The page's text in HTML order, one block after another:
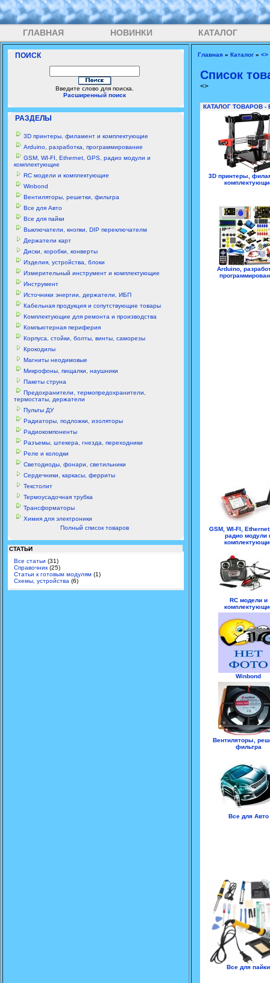
ГЛАВНАЯ НОВИНКИ КАТАЛОГ
ПОИСК
Введите слово для поиска.
Расширенный поиск
РАЗДЕЛЫ
3D принтеры, филамент и комплектующие
Arduino, разработка, программирование
GSM, WI-FI, Ethernet, GPS, радио модули и
комплектующие
RC модели и комплектующие
Winbond
Вентиляторы, решетки, фильтра
Все для Авто
Все для пайки
Выключатели, кнопки, DIP переключателм
Держатели карт
Диски, коробки, конверты
Изделия, устройства, блоки
Измерительный инструмент и комплектующие
Инструмент
Источники энергии, держатели, ИБП
Кабельная продукция и сопутствующие товары
Комплектующие для ремонта и производства
Компьютерная периферия
Корпуса, стойки, болты, винты, саморезы
Крокодилы
Магниты неодимовые
Микрофоны, пищалки, наушники
Пакеты струна
Предохранители, термопредохранители,
термостаты, держатели
Пульты ДУ
Радиаторы, подложки, изоляторы
Радиокомпоненты
Разъемы, штекера, гнезда, переходники
Реле и колодки
Светодиоды, фонари, светильники
Сердечники, каркасы, ферриты
Текстолит
Термоусадочная трубка
Трансформаторы
Химия для электроники
Полный список товаров
СТАТЬИ
Все статьи (31)
Справочник (25)
Статьи к готовым модулям (1)
Схемы, устройства (6)
Главная » Каталог » <>
Список
<>
КАТАЛОГ ТОВАРОВ
3D принтеры,
Arduino,
GSM, WI-FI,
радио модули
RC модели и
Winbond
Вентиляторы,
фильтра
Все для Авто
Все для пайки